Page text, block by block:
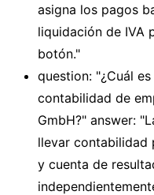
asigna los pagos
liquidación de IVA
botón."
question: "¿Cuál
contabilidad de
GmbH?" answer:
llevar contabilidad
y cuenta de